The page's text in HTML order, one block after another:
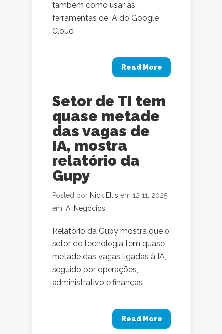
também como usar as
ferramentas de IA do Google
Cloud
Read More
Setor de TI tem
quase metade
das vagas de
IA, mostra
relatório da
Gupy
Posted por Nick Ellis em 12 11, 2025
em IA Negócios
Relatório da Gupy mostra que o
setor de tecnologia tem quase
metade das vagas ligadas à IA,
seguido por operações,
administrativo e finanças
Read More